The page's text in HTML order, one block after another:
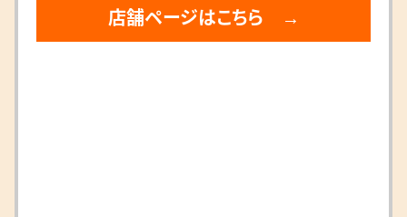
店舗ページはこちら →